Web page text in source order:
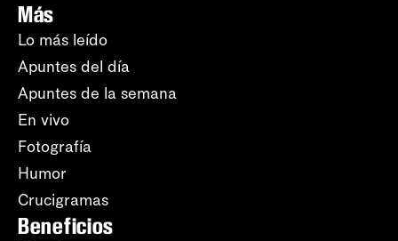
Más
Lo más leído
Apuntes del día
Apuntes de la semana
En vivo
Fotografía
Humor
Crucigramas
Beneficios